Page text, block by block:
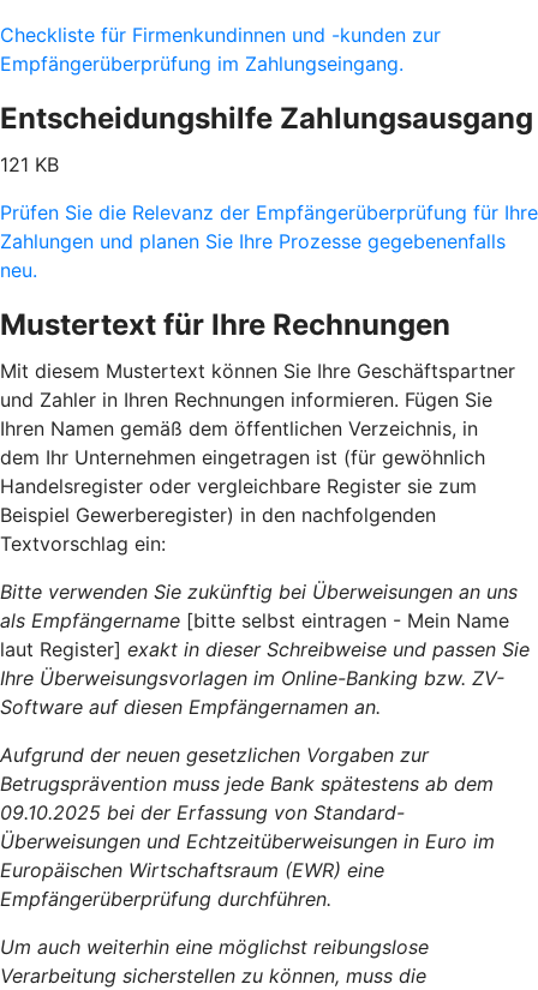
Checkliste für Firmenkundinnen und -kunden zur
Empfängerüberprüfung im Zahlungseingang.
Entscheidungshilfe Zahlungsausgang
121 KB
Prüfen Sie die Relevanz der Empfängerüberprüfung für Ihre
Zahlungen und planen Sie Ihre Prozesse gegebenenfalls
neu.
Mustertext für Ihre Rechnungen
Mit diesem Mustertext können Sie Ihre Geschäftspartner
und Zahler in Ihren Rechnungen informieren. Fügen Sie
Ihren Namen gemäß dem öffentlichen Verzeichnis, in
dem Ihr Unternehmen eingetragen ist (für gewöhnlich
Handelsregister oder vergleichbare Register sie zum
Beispiel Gewerberegister) in den nachfolgenden
Textvorschlag ein:
Bitte verwenden Sie zukünftig bei Überweisungen an uns
als Empfängername [bitte selbst eintragen - Mein Name
laut Register] exakt in dieser Schreibweise und passen Sie
Ihre Überweisungsvorlagen im Online-Banking bzw. ZV-
Software auf diesen Empfängernamen an.
Aufgrund der neuen gesetzlichen Vorgaben zur
Betrugsprävention muss jede Bank spätestens ab dem
09.10.2025 bei der Erfassung von Standard-
Überweisungen und Echtzeitüberweisungen in Euro im
Europäischen Wirtschaftsraum (EWR) eine
Empfängerüberprüfung durchführen.
Um auch weiterhin eine möglichst reibungslose
Verarbeitung sicherstellen zu können, muss die